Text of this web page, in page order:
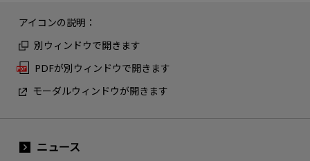
アイコンの説明：
別ウィンドウで開きます
PDFが別ウィンドウで開きます
モーダルウィンドウが開きます
ニュース